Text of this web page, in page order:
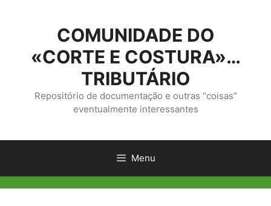
conteúdo
COMUNIDADE DO
«CORTE E COSTURA»…
TRIBUTÁRIO
Repositório de documentação e outras “coisas”
eventualmente interessantes
Menu